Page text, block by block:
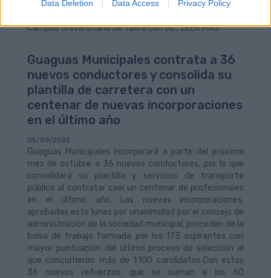
Data Deletion Data Access Privacy Policy
tanto, desde el próximo lunes 12, las líneas 26 y 48
Campus Universitario de Tafira con su... LEER MÁS
Guaguas Municipales contrata a 36
nuevos conductores y consolida su
plantilla de carretera con un
centenar de nuevas incorporaciones
en el último año
05/09/2022
Guaguas Municipales incorporará a partir del próximo
mes de octubre a 36 nuevos conductores, por lo que
consolidará su plantilla y servicios de transporte
público al contratar casi un centenar de profesionales
en el último año. Las nuevas incorporaciones,
aprobadas este lunes por unanimidad por el consejo de
administración de la sociedad municipal, proceden de la
bolsa de trabajo formada por los 173 aspirantes con
mayor puntuación del último proceso de selección al
que concurrieron más de 1.100 candidatos.Con estos
36 nuevos refuerzos, que se suman a los 60